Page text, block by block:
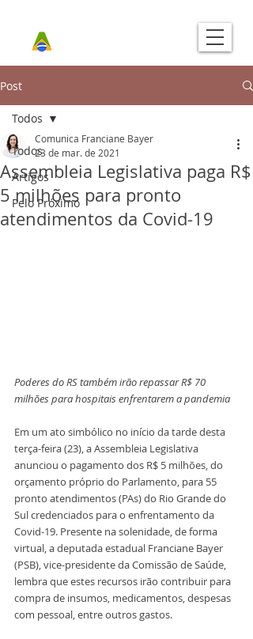
Post
Todos
Artigos
Pelo Próximo
Todos
Assembleia Legislativa paga R$
5 milhões para pronto
atendimentos da Covid-19
Comunica Franciane Bayer
23 de mar. de 2021
Poderes do RS também irão repassar R$ 70
milhões para hospitais enfrentarem a pandemia
Em um ato simbólico no início da tarde desta
terça-feira (23), a Assembleia Legislativa
anunciou o pagamento dos R$ 5 milhões, do
orçamento próprio do Parlamento, para 55
pronto atendimentos (PAs) do Rio Grande do
Sul credenciados para o enfrentamento da
Covid-19. Presente na solenidade, de forma
virtual, a deputada estadual Franciane Bayer
(PSB), vice-presidente da Comissão de Saúde,
lembra que estes recursos irão contribuir para
compra de insumos, medicamentos, despesas
com pessoal, entre outros gastos.